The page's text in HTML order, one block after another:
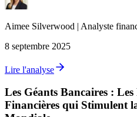
Aimee Silverwood | Analyste
8 septembre 2025
Lire l'analyse
Les Géants Bancaires : Les
Financières qui Stimulent